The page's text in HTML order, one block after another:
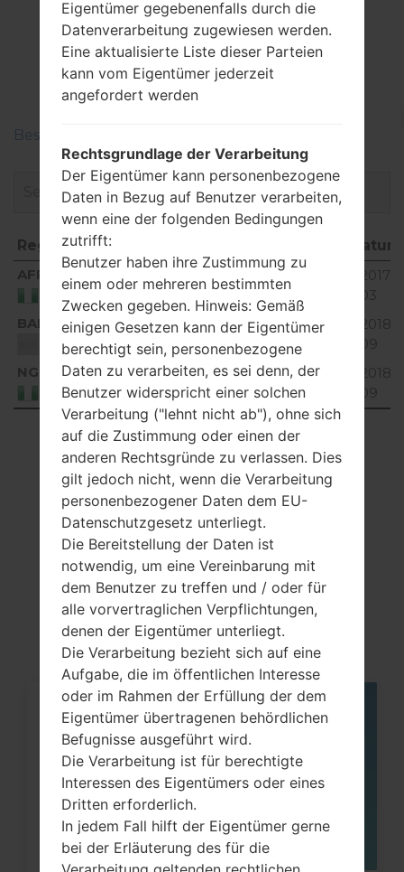
Firmware
LGS367(LGS367)
Beschreiben Sie die Regionen der LG-Firmwaren
Region
Datum
Region
Dateiname OS Größe
AFR
Nigeria
V10B_00.kdz
Unknown
2017-
03
BAL
Unknown
V10C_00.kdz
Unknown
28.83
MiB
2018-
09
NGR
Nigeria
V10B_00.kdz
Unknown
29.94
MiB
2018-
09
Showing 1 to 3 of 3 entries
Previous Next
Artikel
LGS367(LGS367)
Eigentümer gegebenenfalls durch die
Datenverarbeitung zugewiesen werden.
Eine aktualisierte Liste dieser Parteien
kann vom Eigentümer jederzeit
angefordert werden
Rechtsgrundlage der Verarbeitung
Der Eigentümer kann personenbezogene
Daten in Bezug auf Benutzer verarbeiten,
wenn eine der folgenden Bedingungen
zutrifft:
Benutzer haben ihre Zustimmung zu
einem oder mehreren bestimmten
Zwecken gegeben. Hinweis: Gemäß
einigen Gesetzen kann der Eigentümer
berechtigt sein, personenbezogene
Daten zu verarbeiten, es sei denn, der
Benutzer widerspricht einer solchen
Verarbeitung ("lehnt nicht ab"), ohne sich
auf die Zustimmung oder einen der
anderen Rechtsgründe zu verlassen. Dies
gilt jedoch nicht, wenn die Verarbeitung
personenbezogener Daten dem EU-
Datenschutzgesetz unterliegt.
Die Bereitstellung der Daten ist
notwendig, um eine Vereinbarung mit
dem Benutzer zu treffen und / oder für
alle vorvertraglichen Verpflichtungen,
denen der Eigentümer unterliegt.
Die Verarbeitung bezieht sich auf eine
Aufgabe, die im öffentlichen Interesse
oder im Rahmen der Erfüllung der dem
Eigentümer übertragenen behördlichen
Befugnisse ausgeführt wird.
Die Verarbeitung ist für berechtigte
Interessen des Eigentümers oder eines
Dritten erforderlich.
In jedem Fall hilft der Eigentümer gerne
bei der Erläuterung des für die